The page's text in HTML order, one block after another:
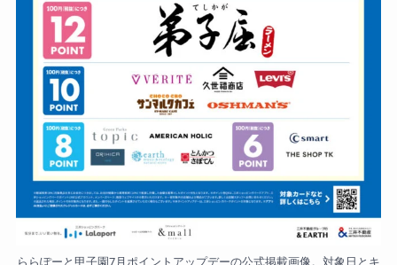
ららぽーと甲子園7月ポイントアップデーの公式掲載画像。対象日とキ